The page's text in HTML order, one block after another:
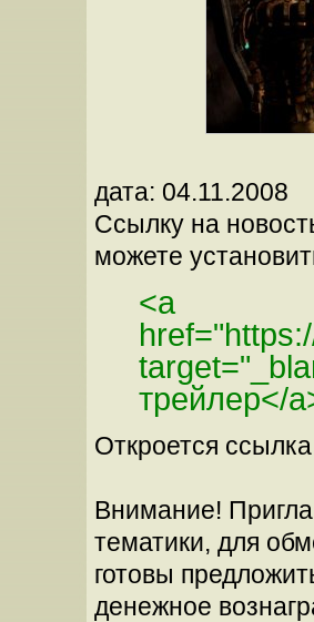
дата: 04.11.2008
Ссылку на
можете
<a
трейлер</
Откроется
Внимание!
тематики, для
готовы
денежное